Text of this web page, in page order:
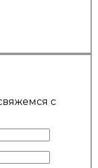
с